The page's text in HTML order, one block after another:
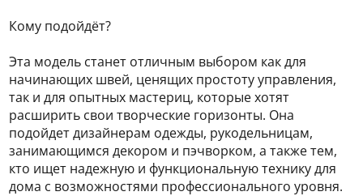
Кому подойдёт?
Эта модель станет отличным выбором как для
начинающих швей, ценящих простоту управления,
так и для опытных мастериц, которые хотят
расширить свои творческие горизонты. Она
подойдет дизайнерам одежды, рукодельницам,
занимающимся декором и пэчворком, а также тем,
кто ищет надежную и функциональную технику для
дома с возможностями профессионального уровня.